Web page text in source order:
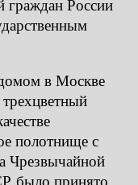
России
в Москве
полотнище с
Чрезвычайной
было принято